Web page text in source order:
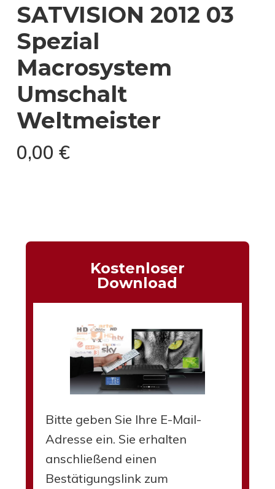
SATVISION 2012 03
Spezial
Macrosystem
Umschalt
Weltmeister
0,00 €
Kostenloser
Download
Bitte geben Sie Ihre E-Mail-
Adresse ein. Sie erhalten
anschließend einen
Bestätigungslink zum